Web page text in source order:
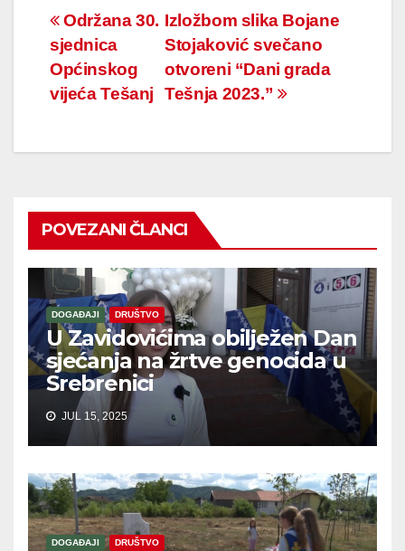
Navigacija
članaka
Izložbom slika Bojane
Stojaković svečano
otvoreni “Dani grada
Tešnja 2023.”
Održana 30.
sjednica
Općinskog
vijeća Tešanj
POVEZANI ČLANCI
DOGAĐAJI DRUŠTVO
U Zavidovićima obilježen Dan
sjećanja na žrtve genocida u
Srebrenici
JUL 15, 2025
DOGAĐAJI DRUŠTVO